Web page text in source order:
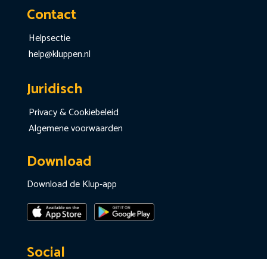
Contact
Helpsectie
help@kluppen.nl
Juridisch
Privacy & Cookiebeleid
Algemene voorwaarden
Download
Download de Klup-app
Social